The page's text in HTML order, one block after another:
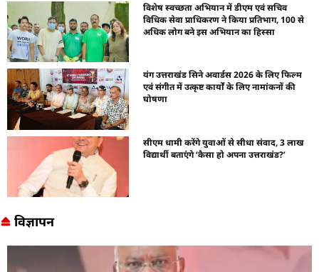
विशेष स्वच्छता अभियान में डीएम एवं सचिव
विधिक सेवा प्राधिकरण ने किया प्रतिभाग, 100 से
अधिक लोग बने इस अभियान का हिस्सा
यंग उत्तराखंड सिने अवार्डस 2026 के लिए फिल्म
एवं संगीत में उत्कृष्ट कार्यों के लिए नामांकनों की
घोषणा
सीएम धामी करेंगे युवाओं से सीधा संवाद, 3 लाख
विद्यार्थी बताएंगे ‘कैसा हो अपना उत्तराखंड?’
विज्ञापन